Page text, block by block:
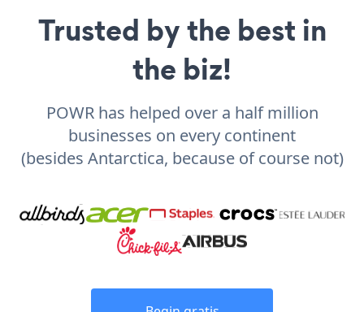
Trusted by the best in
the biz!
POWR has helped over a half million
businesses on every continent
(besides Antarctica, because of course not)